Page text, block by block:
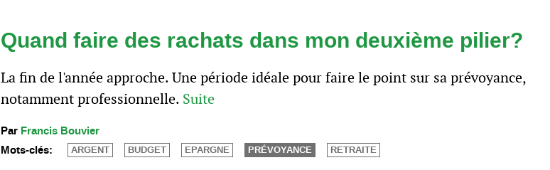
Quand faire des rachats dans mon deuxième pilier?
La fin de l'année approche. Une période idéale pour faire le point sur sa prévoyance,
notamment professionnelle. Suite
Par Francis Bouvier
Mots-clés:
ARGENT BUDGET EPARGNE PRÉVOYANCE RETRAITE